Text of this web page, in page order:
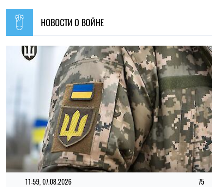
11:59, 07.08.2026
Материальная помощь для военных в 2026 году: как
получить выплату на социально-бытовые вопросы
Ирина Де Люсто